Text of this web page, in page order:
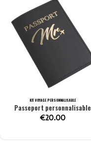
KIT VOYAGE PERSONNALISABLE
Passeport personnalisable
€20.00